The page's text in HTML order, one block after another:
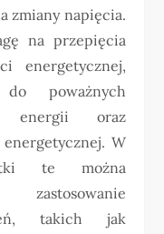
zmiany napięcia.
na przepięcia
energetycznej,
poważnych
energii oraz
W
te można
takich jak